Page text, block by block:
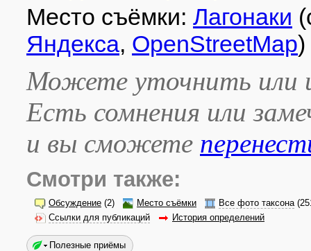
Место съёмки: Лагонаки
Яндекса, OpenStreetMap)
Можете уточнить или
Есть сомнения или
и вы сможете
Смотри также:
Обсуждение (2) Место съёмки Все фото таксона
Ссылки для публикаций
История определений
Полезные приёмы